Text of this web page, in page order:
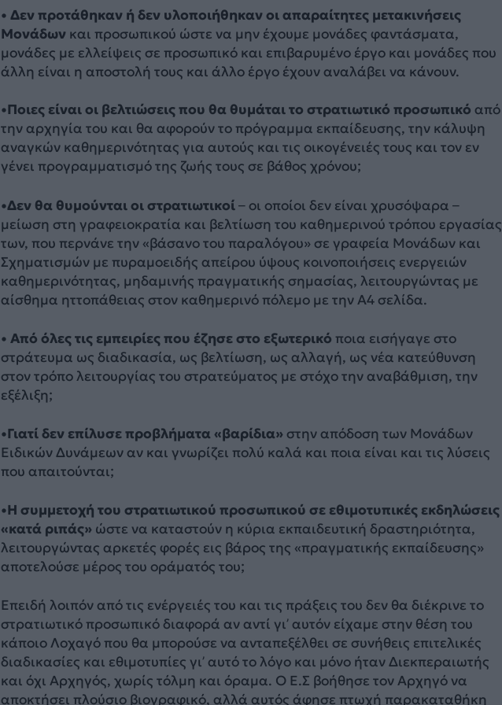
• Δεν προτάθηκαν ή δεν υλοποιήθηκαν οι απαραίτητες μετακινήσεις
Μονάδων και προσωπικού ώστε να μην έχουμε μονάδες φαντάσματα,
μονάδες με ελλείψεις σε προσωπικό και επιβαρυμένο έργο και μονάδες που
άλλη είναι η αποστολή τους και άλλο έργο έχουν αναλάβει να κάνουν.
•Ποιες είναι οι βελτιώσεις που θα θυμάται το στρατιωτικό προσωπικό από
την αρχηγία του και θα αφορούν το πρόγραμμα εκπαίδευσης, την κάλυψη
αναγκών καθημερινότητας για αυτούς και τις οικογένειές τους και τον εν
γένει προγραμματισμό της ζωής τους σε βάθος χρόνου;
•Δεν θα θυμούνται οι στρατιωτικοί– οι οποίοι δεν είναι χρυσόψαρα –
μείωση στη γραφειοκρατία και βελτίωση του καθημερινού τρόπου εργασίας
των, που περνάνε την «βάσανο του παραλόγου» σε γραφεία Μονάδων και
Σχηματισμών με πυραμοειδής απείρου ύψους κοινοποιήσεις ενεργειών
καθημερινότητας, μηδαμινής πραγματικής σημασίας, λειτουργώντας με
αίσθημα ηττοπάθειας στον καθημερινό πόλεμο με την Α4 σελίδα.
• Από όλες τις εμπειρίες που έζησε στο εξωτερικό ποια εισήγαγε στο
στράτευμα ως διαδικασία, ως βελτίωση, ως αλλαγή, ως νέα κατεύθυνση
στον τρόπο λειτουργίας του στρατεύματος με στόχο την αναβάθμιση, την
εξέλιξη;
•Γιατί δεν επίλυσε προβλήματα «βαρίδια»στην απόδοση των Μονάδων
Ειδικών Δυνάμεων αν και γνωρίζει πολύ καλά και ποια είναι και τις λύσεις
που απαιτούνται;
•Η συμμετοχή του στρατιωτικού προσωπικού σε εθιμοτυπικές εκδηλώσεις
«κατά ριπάς»ώστε να καταστούν η κύρια εκπαιδευτική δραστηριότητα,
λειτουργώντας αρκετές φορές εις βάρος της «πραγματικής εκπαίδευσης»
αποτελούσε μέρος του οράματός του;
Επειδή λοιπόν από τις ενέργειές του και τις πράξεις του δεν θα διέκρινε το
στρατιωτικό προσωπικό διαφορά αν αντί γι’ αυτόν είχαμε στην θέση του
κάποιο Λοχαγό που θα μπορούσε να ανταπεξέλθει σε συνήθεις επιτελικές
διαδικασίες και εθιμοτυπίες γι’ αυτό το λόγο και μόνο ήταν Διεκπεραιωτής
και όχι Αρχηγός, χωρίς τόλμη και όραμα. Ο Ε.Σ βοήθησε τον Αρχηγό να
αποκτήσει πλούσιο βιογραφικό, αλλά αυτός άφησε πτωχή παρακαταθήκη